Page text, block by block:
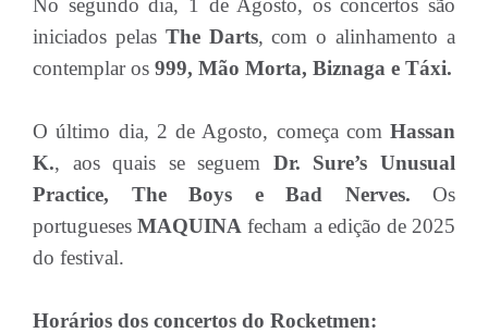
No segundo dia, 1 de Agosto, os concertos são
iniciados pelas The Darts, com o alinhamento a
contemplar os 999, Mão Morta, Biznaga e Táxi.
O último dia, 2 de Agosto, começa com Hassan
K., aos quais se seguem Dr. Sure’s Unusual
Practice, The Boys e Bad Nerves. Os
portuguesesMAQUINA fecham a edição de 2025
do festival.
Horários dos concertos do Rocketmen: